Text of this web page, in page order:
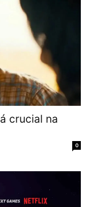
crucial na
0